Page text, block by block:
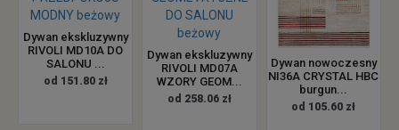
Dywan ekskluzywny
RIVOLI MD10A DO
SALONU ...
od 151.80 zł
Dywan ekskluzywny
RIVOLI MD07A
WZORY GEOM...
od 258.06 zł
Dywan nowoczesny
NI36A CRYSTAL HBC
burgun...
od 105.60 zł